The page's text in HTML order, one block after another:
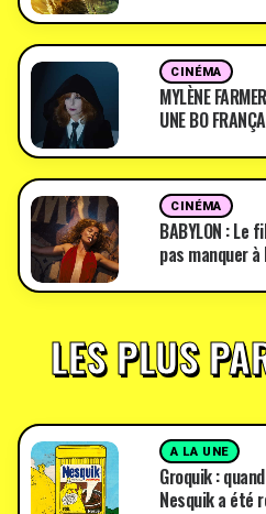
CINÉMA
MYLÈNE
UNE BO
CINÉMA
BABYLON :
pas manquer
LES PLUS
A LA UNE
Groquik :
Nesquik a été